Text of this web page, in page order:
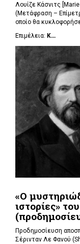
Λουίζε Κάσνιτς
(Μετάφραση –
οποίο θα
Επιμέλεια: Κ...
«Ο
ιστορίες»
Προδημοσίευση
Σέρινταν Λε Φανού